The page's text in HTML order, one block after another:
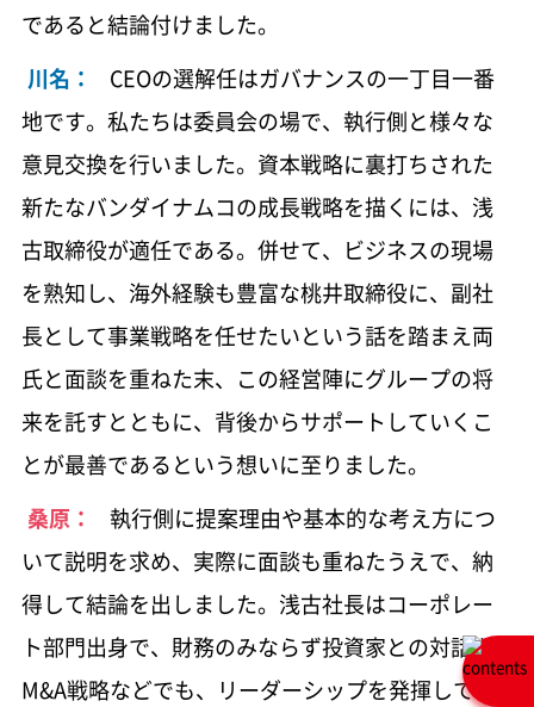
であると結論付けました。
川名：
CEOの選解任はガバナンスの一丁目一番
地です。私たちは委員会の場で、執行側と様々な
意見交換を行いました。資本戦略に裏打ちされた
新たなバンダイナムコの成長戦略を描くには、浅
古取締役が適任である。併せて、ビジネスの現場
を熟知し、海外経験も豊富な桃井取締役に、副社
長として事業戦略を任せたいという話を踏まえ両
氏と面談を重ねた末、この経営陣にグループの将
来を託すとともに、背後からサポートしていくこ
とが最善であるという想いに至りました。
桑原：
執行側に提案理由や基本的な考え方につ
いて説明を求め、実際に面談も重ねたうえで、納
得して結論を出しました。浅古社長はコーポレー
ト部門出身で、財務のみならず投資家との対話や
M&A戦略などでも、リーダーシップを発揮してき